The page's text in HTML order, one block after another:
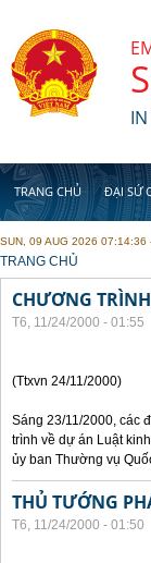
TRANG CHỦ ĐẠI SỨ
SUN, 09 AUG 2026 07:14:36
YOU ARE HERE
TRANG CHỦ
CHƯƠNG
T6, 11/24/2000 - 01:55
(Ttxvn 24/11/2000)
Sáng 23/11/2000, các
trình về dự án Luật
ủy ban Thường vụ
THỦ TƯỚNG
T6, 11/24/2000 - 01:50